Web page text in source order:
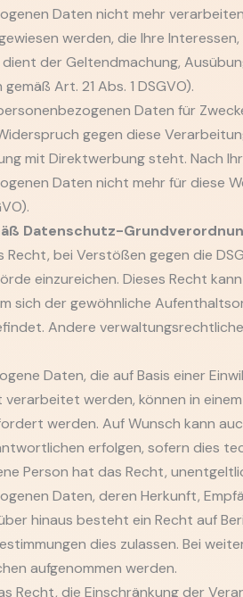
Daten nicht mehr
werden, die Ihre
der Geltendmachung,
Art. 21 Abs. 1 DSGVO).
Daten für
gegen diese
mit Direktwerbung steht. Nach
Daten nicht mehr für diese
Datenschutz-
Recht, bei Verstößen gegen die
einzureichen. Dieses Recht
sich der gewöhnliche
Andere
Daten, die auf Basis einer
werden, können in
werden. Auf Wunsch kann
erfolgen, sofern dies
Person hat das Recht,
Daten, deren Herkunft,
hinaus besteht ein Recht auf
dies zulassen. Bei
aufgenommen werden.
Recht, die Einschränkung der